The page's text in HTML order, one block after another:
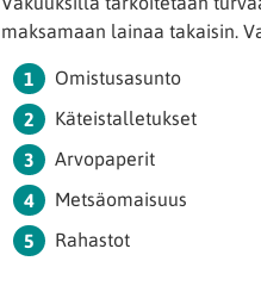
maksamaan lainaa takaisin.
Omistusasunto
Käteistalletukset
Arvopaperit
Metsäomaisuus
Rahastot